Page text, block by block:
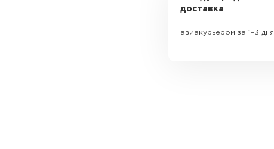
доставка
авиакурьером за 1–3